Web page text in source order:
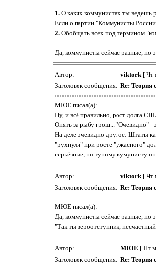
1. О каких коммунистах ты ведешь
Если о партии "Коммунисты
2. Обобщать всех под термином
Да, коммунисты сейчас разные, но
Автор: viktork [ Чт
Заголовок сообщения: Re: Теория
МЮЕ писал(а):
Ну, и всё правильно, рост долга
Опять за рыбу грош... "Очевидно" -
На деле очевидно другое: Штаты
"рухнули" при росте "ужасного"
серьёзные, но тупому кумунисту
Автор: viktork [ Чт
Заголовок сообщения: Re: Теория
МЮЕ писал(а):
Да, коммунисты сейчас разные, но
"Так ты вероотступник,
Автор: МЮЕ [ Пт
Заголовок сообщения: Re: Теория